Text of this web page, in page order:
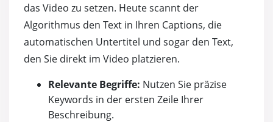
das Video zu setzen. Heute scannt der
Algorithmus den Text in Ihren Captions, die
automatischen Untertitel und sogar den Text,
den Sie direkt im Video platzieren.
Relevante Begriffe: Nutzen Sie präzise
Keywords in der ersten Zeile Ihrer
Beschreibung.